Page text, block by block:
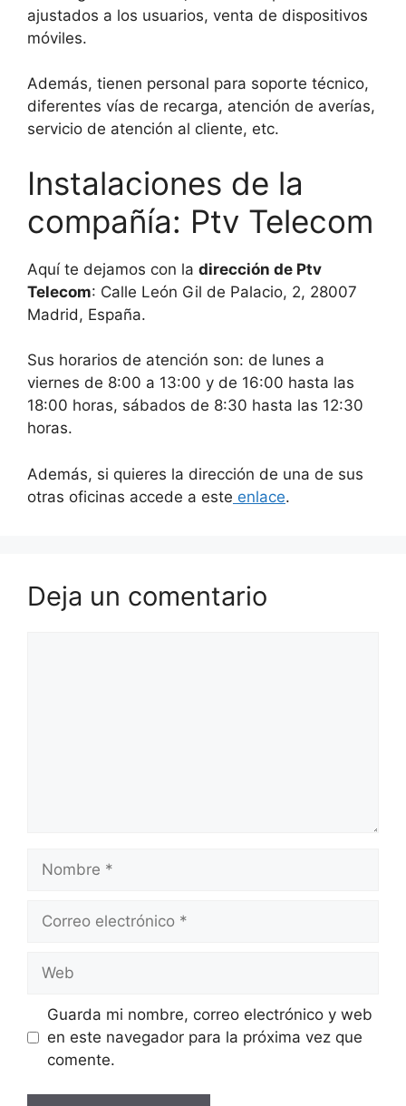
ajustados a los usuarios, venta de dispositivos
móviles.
Además, tienen personal para soporte técnico,
diferentes vías de recarga, atención de averías,
servicio de atención al cliente, etc.
Instalaciones de la
compañía: Ptv Telecom
Aquí te dejamos con la dirección de Ptv
Telecom: Calle León Gil de Palacio, 2, 28007
Madrid, España.
Sus horarios de atención son: de lunes a
viernes de 8:00 a 13:00 y de 16:00 hasta las
18:00 horas, sábados de 8:30 hasta las 12:30
horas.
Además, si quieres la dirección de una de sus
otras oficinas accede a este enlace.
Deja un comentario
electrónico
Guarda mi nombre, correo electrónico y web
en este navegador para la próxima vez que
comente.